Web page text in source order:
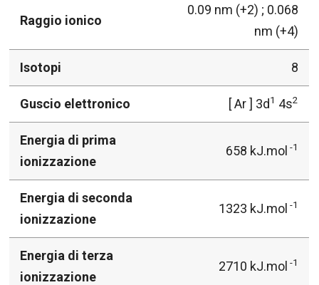
Raggio ionico
0.09 nm (+2) ; 0.068
nm (+4)
Isotopi 8
Guscio elettronico [ Ar ] 3d1 4s2
Energia di prima
ionizzazione
658 kJ.mol -1
Energia di seconda
ionizzazione
1323 kJ.mol -1
Energia di terza
ionizzazione
2710 kJ.mol -1